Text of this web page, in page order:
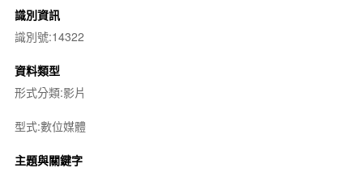
識別資訊
識別號:14322
資料類型
形式分類:影片
型式:數位媒體
主題與關鍵字